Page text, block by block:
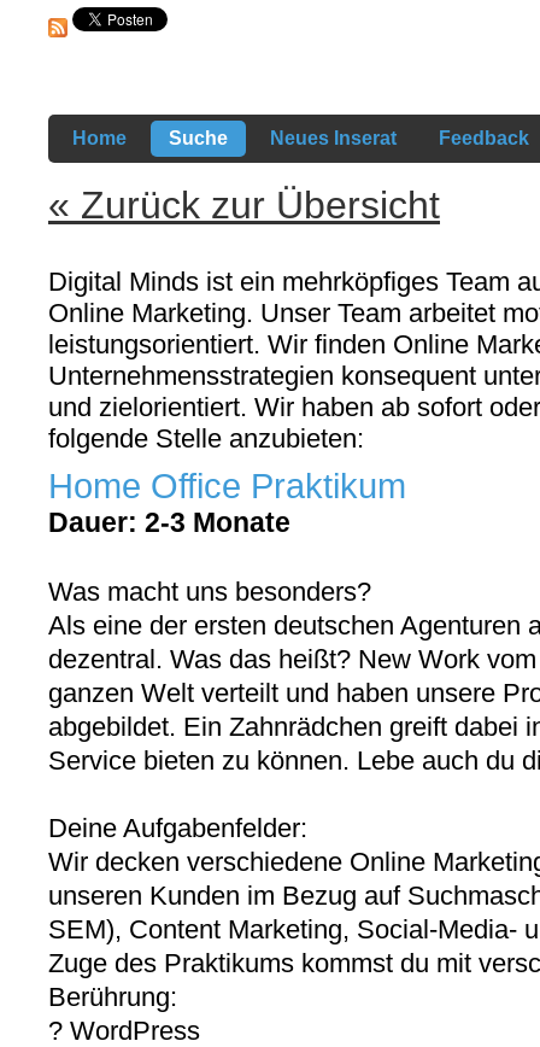
Home Suche Neues Inserat Feedback
« Zurück zur Übersicht
Digital Minds ist ein mehrköpfiges Team
Online Marketing. Unser Team arbeitet
leistungsorientiert. Wir finden Online
Unternehmensstrategien konsequent
und zielorientiert. Wir haben ab sofort
folgende Stelle anzubieten:
Home Office Praktikum
Dauer: 2-3 Monate
Was macht uns besonders?
Als eine der ersten deutschen Agenturen
dezentral. Was das heißt? New Work
ganzen Welt verteilt und haben unsere
abgebildet. Ein Zahnrädchen greift dabei
Service bieten zu können. Lebe auch du
Deine Aufgabenfelder:
Wir decken verschiedene Online
unseren Kunden im Bezug auf
SEM), Content Marketing, Social-Media-
Zuge des Praktikums kommst du mit
Berührung:
? WordPress